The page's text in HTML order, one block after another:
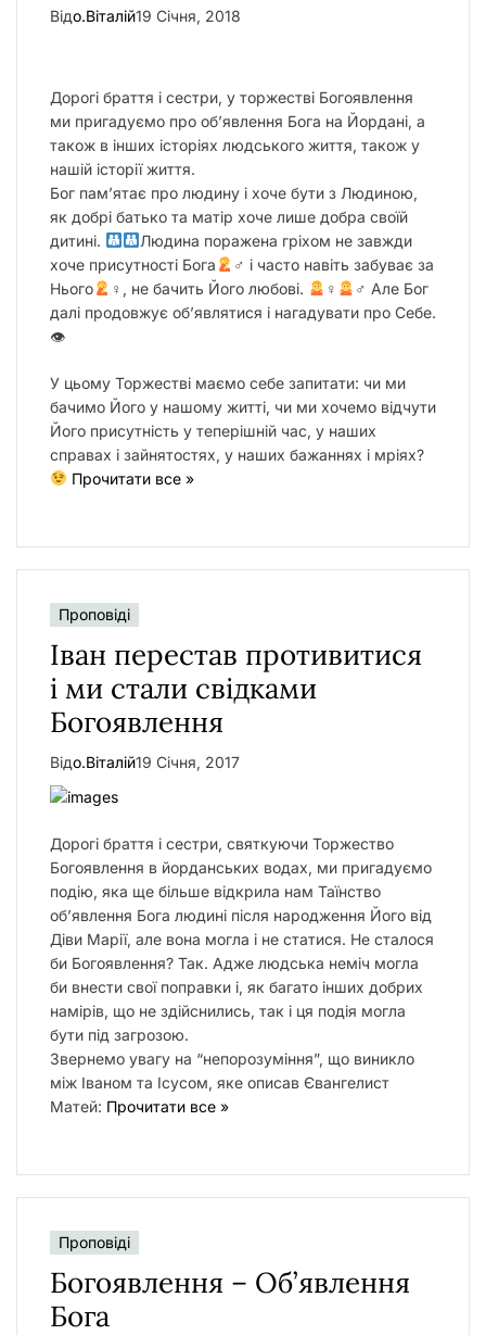
Відо.Віталій19 Січня, 2018
Дорогі браття і сестри, у торжестві Богоявлення
ми пригадуємо про об’явлення Бога на Йордані, а
також в інших історіях людського життя, також у
нашій історії життя.
Бог пам’ятає про людину і хоче бути з Людиною,
як добрі батько та матір хоче лише добра своїй
дитині.
Людина поражена гріхом не завжди
хоче присутності Бога
‍♂ і часто навіть забуває за
Нього
‍♀, не бачить Його любові. ‍♀
‍♂ Але Бог
далі продовжує об’являтися і нагадувати про Себе.
👁
У цьому Торжестві маємо себе запитати: чи ми
бачимо Його у нашому житті, чи ми хочемо відчути
Його присутність у теперішній час, у наших
справах і зайнятостях, у наших бажаннях і мріях?
Прочитати все »
Проповіді
Іван перестав противитися
і ми стали свідками
Богоявлення
Відо.Віталій19 Січня, 2017
Дорогі браття і сестри, святкуючи Торжество
Богоявлення в йорданських водах, ми пригадуємо
подію, яка ще більше відкрила нам Таїнство
об’явлення Бога людині після народження Його від
Діви Марії, але вона могла і не статися. Не сталося
би Богоявлення? Так. Адже людська неміч могла
би внести свої поправки і, як багато інших добрих
намірів, що не здійснились, так і ця подія могла
бути під загрозою.
Звернемо увагу на “непорозуміння”, що виникло
між Іваном та Ісусом, яке описав Євангелист
Матей: Прочитати все »
Проповіді
Богоявлення – Об’явлення
Бога